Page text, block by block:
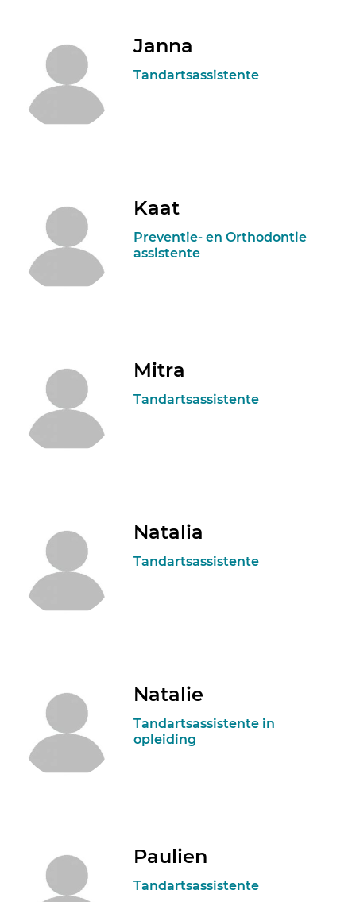
Janna
Tandartsassistente
Kaat
Preventie- en Orthodontie
assistente
Mitra
Tandartsassistente
Natalia
Tandartsassistente
Natalie
Tandartsassistente in
opleiding
Paulien
Tandartsassistente